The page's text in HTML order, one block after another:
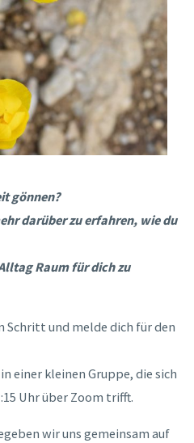
gönnen?
darüber zu erfahren, wie du
Raum für dich zu
Schritt und melde dich für den
einer kleinen Gruppe, die sich
Uhr über Zoom trifft.
wir uns gemeinsam auf